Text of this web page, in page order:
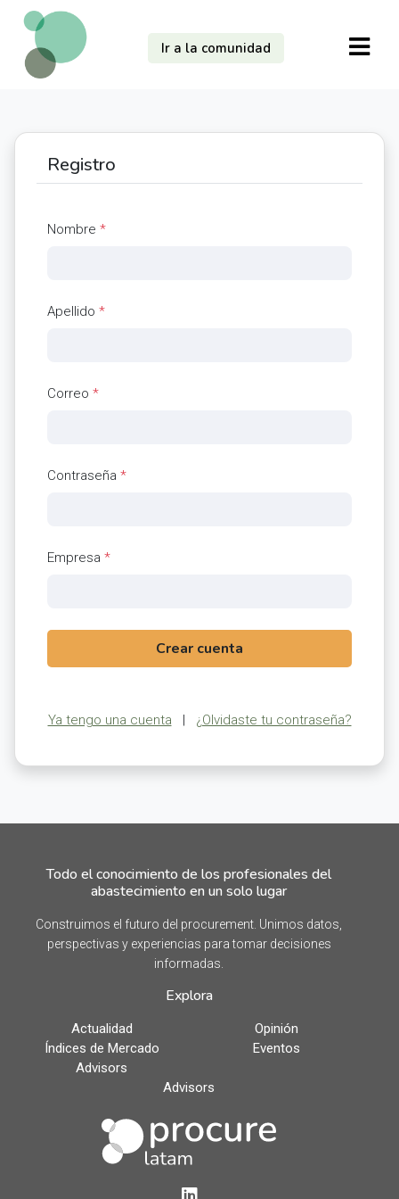
Ir a la comunidad
Registro
Nombre *
Apellido *
Correo *
Contraseña *
Empresa *
Crear cuenta
Ya tengo una cuenta | ¿Olvidaste tu contraseña?
Todo el conocimiento de los profesionales del
abastecimiento en un solo lugar
Construimos el futuro del procurement. Unimos datos,
perspectivas y experiencias para tomar decisiones
informadas.
Explora
Actualidad
Opinión
Índices de Mercado
Eventos
Advisors
Advisors
LinkedIn